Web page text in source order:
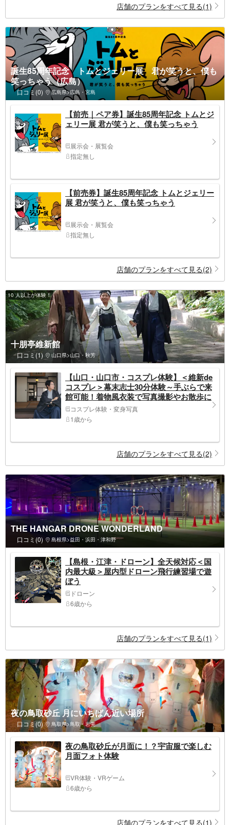
店舗のプランをすべて見る(1)
誕生85周年記念 トムとジェリー展 君が笑うと、僕も
笑っちゃう（広島）
口コミ(0) 広島県>広島・宮島
【前売｜ペア券】誕生85周年記念 トムとジ
ェリー展 君が笑うと、僕も笑っちゃう
展示会・展覧会
指定無し
【前売券】誕生85周年記念 トムとジェリー
展 君が笑うと、僕も笑っちゃう
展示会・展覧会
指定無し
店舗のプランをすべて見る(2)
10 人以上が体験！
十朋亭維新館
口コミ(1) 山口県>山口・秋芳
【山口・山口市・コスプレ体験】＜維新de
コスプレ＞幕末志士30分体験～手ぶらで来
館可能！着物風衣装で写真撮影やお散歩に
～コスプレ体験・変身写真
1歳から
店舗のプランをすべて見る(2)
THE HANGAR DRONE WONDERLAND
口コミ(0) 島根県>益田・浜田・津和野
【島根・江津・ドローン】全天候対応＜国
内最大級＞屋内型ドローン飛行練習場で遊
ぼう
ドローン
6歳から
店舗のプランをすべて見る(1)
夜の鳥取砂丘 月にいちばん近い場所
口コミ(0) 鳥取県>鳥取・岩美
夜の鳥取砂丘が月面に！？宇宙服で楽しむ
月面フォト体験
VR体験・VRゲーム
6歳から
店舗のプランをすべて見る(1)